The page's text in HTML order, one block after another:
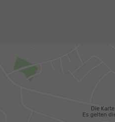
Die
Es gelten